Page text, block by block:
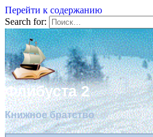
Перейти к содержанию
Search for:
Флибуста 2
Книжное братство